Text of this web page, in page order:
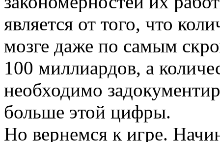
является от того, что
мозге даже по самым
100 миллиардов, а
необходимо
больше этой цифры.
Но вернемся к игре.